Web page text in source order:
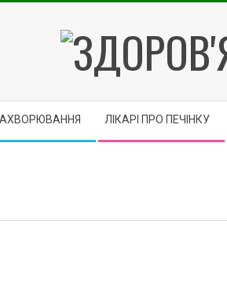
ЗДОРОВ'Я
ЛІКАРІ ПРО ПЕЧІНКУ